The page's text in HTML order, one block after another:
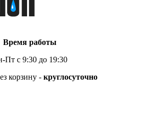
Время работы
Пт с 9:30 до 19:30
корзину - круглосуточно